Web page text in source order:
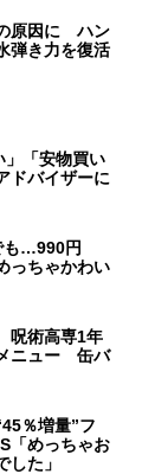
の原因に ハン
弾き力を復活
」「安物買い
ドバイザーに
も…990円
っちゃかわい
呪術高専1年
ニュー 缶バ
％増量”フ
「めっちゃお
した」